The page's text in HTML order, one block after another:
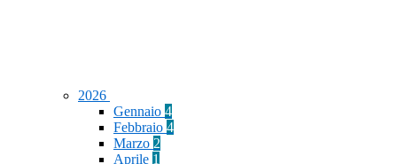
2026
Gennaio 4
Febbraio 4
Marzo 2
Aprile 1